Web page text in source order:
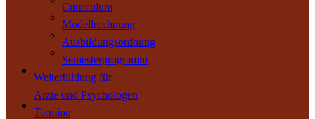
Curriculum
Modellrechnung
Ausbildungsordnung
Semesterprogramm
Weiterbildung für
Ärzte und Psychologen
Termine